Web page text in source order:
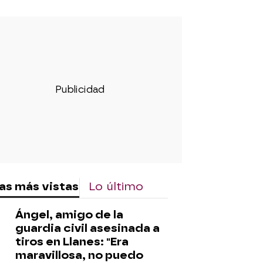
más vistas Lo último
Ángel, amigo de la
guardia civil asesinada a
tiros en Llanes: "Era
maravillosa, no puedo